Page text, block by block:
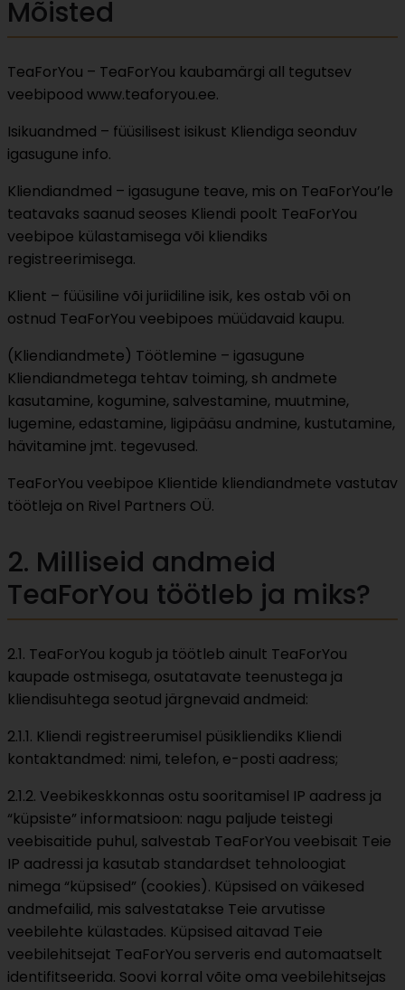
Mõisted
TeaForYou – TeaForYou kaubamärgi all tegutsev
veebipood www.teaforyou.ee.
Isikuandmed – füüsilisest isikust Kliendiga seonduv
igasugune info.
Kliendiandmed – igasugune teave, mis on TeaForYou’le
teatavaks saanud seoses Kliendi poolt TeaForYou
veebipoe külastamisega või kliendiks
registreerimisega.
Klient – füüsiline või juriidiline isik, kes ostab või on
ostnud TeaForYou veebipoes müüdavaid kaupu.
(Kliendiandmete) Töötlemine – igasugune
Kliendiandmetega tehtav toiming, sh andmete
kasutamine, kogumine, salvestamine, muutmine,
lugemine, edastamine, ligipääsu andmine, kustutamine,
hävitamine jmt. tegevused.
TeaForYou veebipoe Klientide kliendiandmete vastutav
töötleja on Rivel Partners OÜ.
2. Milliseid andmeid
TeaForYou töötleb ja miks?
2.1. TeaForYou kogub ja töötleb ainult TeaForYou
kaupade ostmisega, osutatavate teenustega ja
kliendisuhtega seotud järgnevaid andmeid:
2.1.1. Kliendi registreerumisel püsikliendiks Kliendi
kontaktandmed: nimi, telefon, e-posti aadress;
2.1.2. Veebikeskkonnas ostu sooritamisel IP aadress ja
“küpsiste” informatsioon: nagu paljude teistegi
veebisaitide puhul, salvestab TeaForYou veebisait Teie
IP aadressi ja kasutab standardset tehnoloogiat
nimega “küpsised” (cookies). Küpsised on väikesed
andmefailid, mis salvestatakse Teie arvutisse
veebilehte külastades. Küpsised aitavad Teie
veebilehitsejat TeaForYou serveris end automaatselt
identifitseerida. Soovi korral võite oma veebilehitsejas